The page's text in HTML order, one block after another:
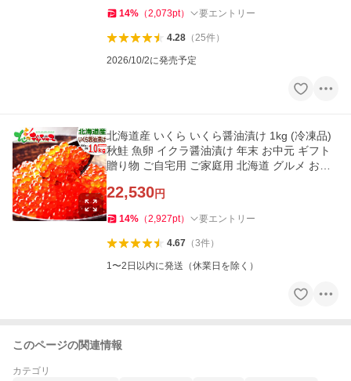
14% （2,073pt） 要エントリー
4.28（25件）
2026/10/2に発売予定
北海道産 いくら いくら醤油漬け 1kg (冷凍品)
秋鮭 魚卵 イクラ醤油漬け 年末 お中元 ギフト
贈り物 ご自宅用 ご家庭用 北海道 グルメ お取
22,530円
14% （2,927pt） 要エントリー
4.67（3件）
1〜2日以内に発送（休業日を除く）
このページの関連情報
カテゴリ